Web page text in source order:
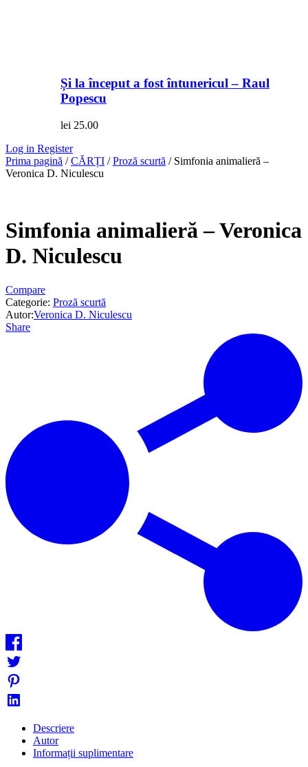
Și la început a fost întunericul – Raul
Popescu
lei 25.00
Log in Register
Prima pagină /CĂRȚI /Proză scurtă / Simfonia animalieră –
Veronica D. Niculescu
Simfonia animalieră – Veronica
D. Niculescu
Compare
Categorie: Proză scurtă
Autor:Veronica D. Niculescu
Share
Descriere
Autor
Informații suplimentare